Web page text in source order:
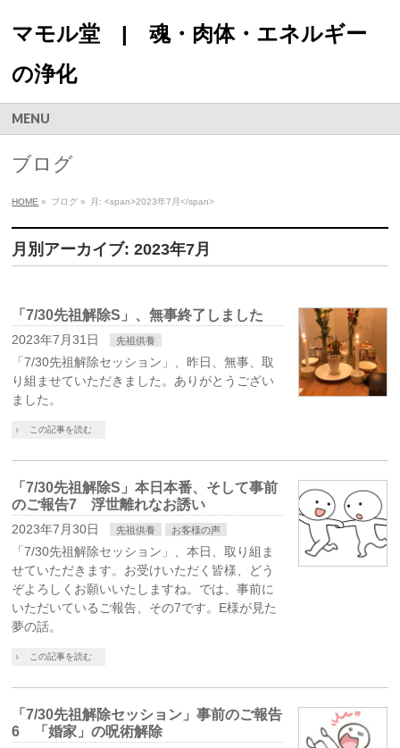
マモル堂 | 魂・肉体・エネルギー
の浄化
MENU
ブログ
HOME » ブログ » 月: <span>2023年7月</span>
月別アーカイブ: 2023年7月
「7/30先祖解除S」、無事終了しました
2023年7月31日 先祖供養
「7/30先祖解除セッション」、昨日、無事、取
り組ませていただきました。ありがとうござい
ました。
この記事を読む
「7/30先祖解除S」本日本番、そして事前
のご報告7 浮世離れなお誘い
2023年7月30日 先祖供養 お客様の声
「7/30先祖解除セッション」、本日、取り組ま
せていただきます。お受けいただく皆様、どう
ぞよろしくお願いいたしますね。では、事前に
いただいているご報告、その7です。E様が見た
夢の話。
この記事を読む
「7/30先祖解除セッション」事前のご報告
6 「婚家」の呪術解除